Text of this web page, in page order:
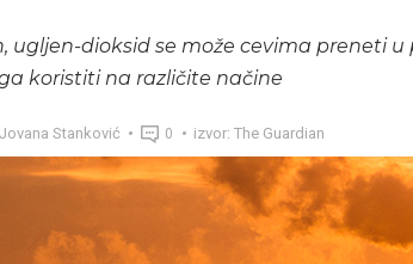
ugljen-dioksid se može cevima preneti
koristiti na različite načine
Jovana Stanković 0 izvor: The Guardian